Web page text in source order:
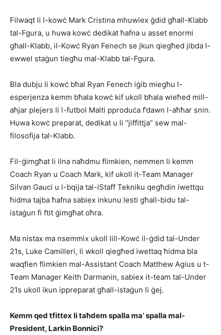
Filwaqt li l-kowċ Mark Cristina mhuwiex ġdid għall-Klabb
tal-Fgura, u huwa kowċ dedikat ħafna u asset enormi
għall-Klabb, il-Kowċ Ryan Fenech se jkun qiegħed jibda l-
ewwel staġun tiegħu mal-Klabb tal-Fgura.
Bla dubju li kowċ bħal Ryan Fenech iġib miegħu l-
esperjenza kemm bħala kowċ kif ukoll bħala wieħed mill-
aħjar plejers li l-futbol Malti pproduċa f’dawn l-aħħar snin.
Huwa kowċ preparat, dedikat u li “jiffittja” sew mal-
filosofija tal-Klabb.
Fil-ġimgħat li ilna naħdmu flimkien, nemmen li kemm
Coach Ryan u Coach Mark, kif ukoll it-Team Manager
Silvan Gauci u l-bqija tal-iStaff Tekniku qegħdin iwettqu
ħidma tajba ħafna sabiex inkunu lesti għall-bidu tal-
istaġun fi ftit ġimgħat oħra.
Ma nistax ma nsemmix ukoll lill-Kowċ il-ġdid tal-Under
21s, Luke Camilleri, li wkoll qiegħed iwettaq ħidma bla
waqfien flimkien mal-Assistant Coach Matthew Agius u t-
Team Manager Keith Darmanin, sabiex it-team tal-Under
21s ukoll ikun ippreparat għall-istaġun li ġej.
Kemm qed tfittex li taħdem spalla ma’ spalla mal-
President, Larkin Bonnici?